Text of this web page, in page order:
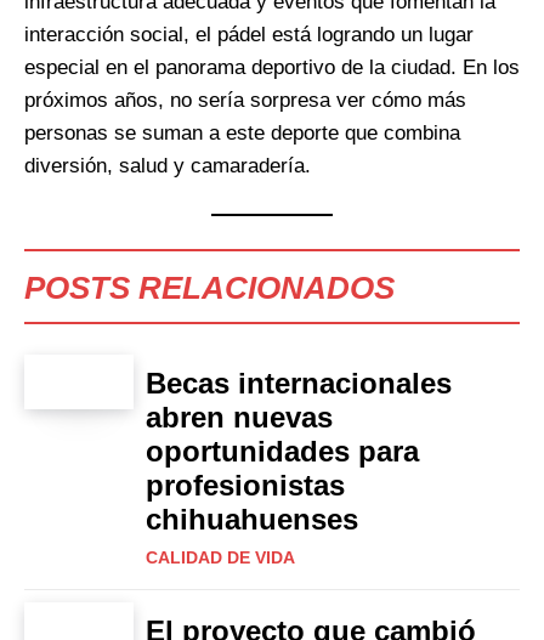
interacción social, el pádel está logrando un lugar
especial en el panorama deportivo de la ciudad. En los
próximos años, no sería sorpresa ver cómo más
personas se suman a este deporte que combina
diversión, salud y camaradería.
POSTS RELACIONADOS
Becas internacionales
abren nuevas
oportunidades para
profesionistas
chihuahuenses
CALIDAD DE VIDA
El proyecto que cambió